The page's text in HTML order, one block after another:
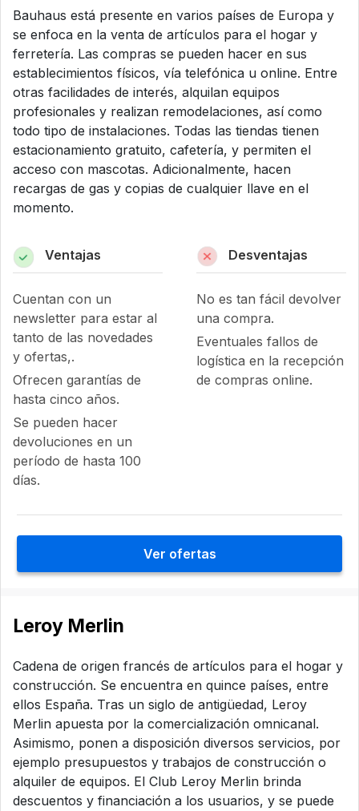
Bauhaus está presente en varios países de Europa y
se enfoca en la venta de artículos para el hogar y
ferretería. Las compras se pueden hacer en sus
establecimientos físicos, vía telefónica u online. Entre
otras facilidades de interés, alquilan equipos
profesionales y realizan remodelaciones, así como
todo tipo de instalaciones. Todas las tiendas tienen
estacionamiento gratuito, cafetería, y permiten el
acceso con mascotas. Adicionalmente, hacen
recargas de gas y copias de cualquier llave en el
momento.
Ventajas
Cuentan con un
newsletter para estar al
tanto de las novedades
y ofertas,.
Ofrecen garantías de
hasta cinco años.
Se pueden hacer
devoluciones en un
período de hasta 100
días.
Desventajas
No es tan fácil devolver
una compra.
Eventuales fallos de
logística en la recepción
de compras online.
Ver ofertas
Leroy Merlin
Cadena de origen francés de artículos para el hogar y
construcción. Se encuentra en quince países, entre
ellos España. Tras un siglo de antigüedad, Leroy
Merlin apuesta por la comercialización omnicanal.
Asimismo, ponen a disposición diversos servicios, por
ejemplo presupuestos y trabajos de construcción o
alquiler de equipos. El Club Leroy Merlin brinda
descuentos y financiación a los usuarios, y se puede